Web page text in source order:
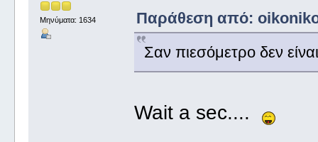
Μηνύματα: 1634
Παράθεση από:
Σαν πιεσόμετρο δεν
Wait a sec....